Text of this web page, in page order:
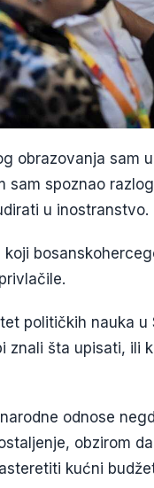
obrazovanja sam
sam spoznao
u inostranstvo.
političkih nauka
znali šta upisati, ili
odnose
obzirom
kućni